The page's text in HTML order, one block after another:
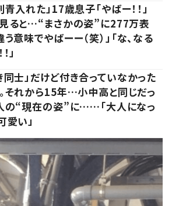
青入れた」17歳息子「やばー！！」
ると…“まさかの姿”に277万表
う意味でやばーー（笑）」「な、なる
」
同士」だけど付き合っていなかった
それから15年…小中高と同じだっ
の“現在の姿”に……「大人になっ
愛い」